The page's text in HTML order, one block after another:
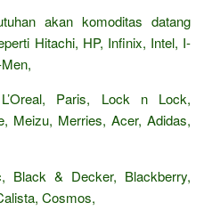
akan komoditas datang
Hitachi, HP, Infinix, Intel, I-
Paris, Lock n Lock,
Meizu, Merries, Acer, Adidas,
Black & Decker, Blackberry,
Cosmos,